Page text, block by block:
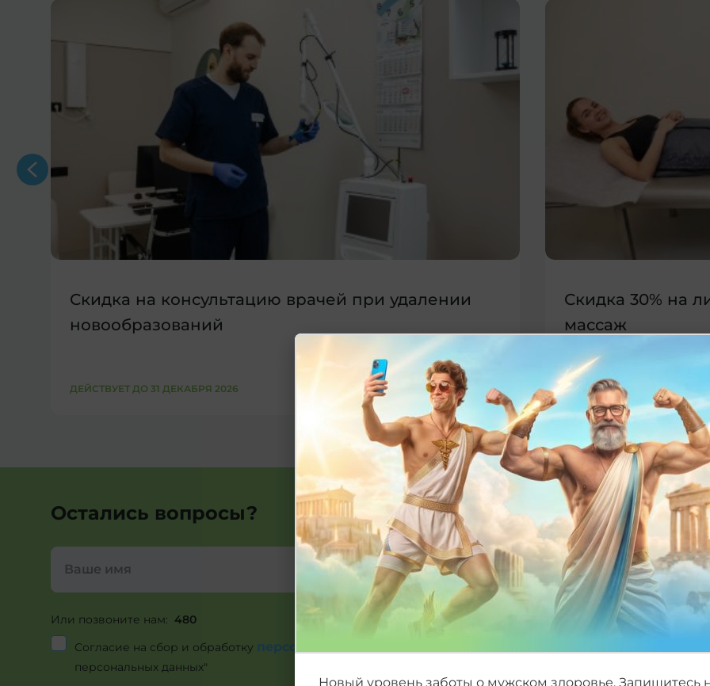
Скидка на консультацию врачей при удалении
новообразований
ДЕЙСТВУЕТ ДО 31 ДЕКАБРЯ 2026
Скидка 30% на
массаж
ДЕЙСТВУЕТ ДО 31 ОКТЯБРЯ
Остались вопросы?
Или позвоните нам: 480
Согласие на сбор и обработку персональных данных
в соответствии с требованиями Закона
персональных данных"
Новый уровень заботы о мужском здоровье. Запишитесь